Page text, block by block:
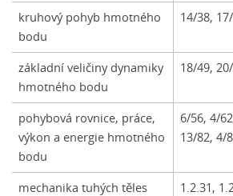
kruhový pohyb hmotného
bodu
14/38,
základní veličiny dynamiky
hmotného bodu
18/49,
pohybová rovnice, práce,
výkon a energie hmotného
bodu
6/56, 4/
13/82, 4/
mechanika tuhých těles
1.2.31,